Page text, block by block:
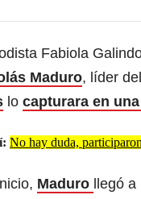
Fabiola
Maduro, líder
lo capturara en
No hay duda,
Maduro
llegó